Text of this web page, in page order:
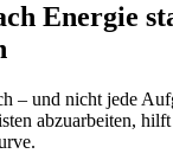
Energie
– und nicht jede
abzuarbeiten,